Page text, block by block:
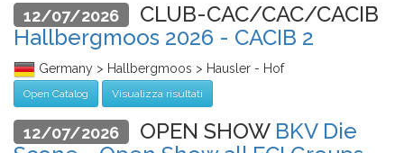
12/07/2026 CLUB-CAC/CAC/CACIB
Hallbergmoos 2026 - CACIB 2
Germany > Hallbergmoos > Hausler - Hof
Open Catalog Visualizza risultati
12/07/2026 OPEN SHOW BKV Die